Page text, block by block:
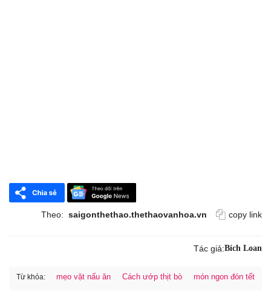
Theo: saigonthethao.thethaovanhoa.vn copy link
Tác giả:Bích Loan
Từ khóa: mẹo vặt nấu ăn Cách ướp thịt bò món ngon đón tết